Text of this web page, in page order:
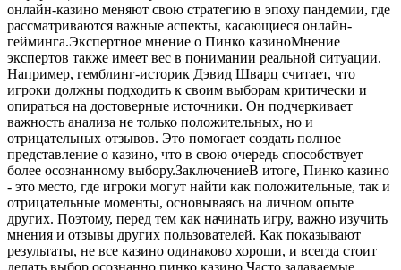
онлайн-казино меняют свою стратегию в эпоху пандемии, где
рассматриваются важные аспекты, касающиеся онлайн-
гейминга.Экспертное мнение о Пинко казиноМнение
экспертов также имеет вес в понимании реальной ситуации.
Например, гемблинг-историк Дэвид Шварц считает, что
игроки должны подходить к своим выборам критически и
опираться на достоверные источники. Он подчеркивает
важность анализа не только положительных, но и
отрицательных отзывов. Это помогает создать полное
представление о казино, что в свою очередь способствует
более осознанному выбору.ЗаключениеВ итоге, Пинко казино
- это место, где игроки могут найти как положительные, так и
отрицательные моменты, основываясь на личном опыте
других. Поэтому, перед тем как начинать игру, важно изучить
мнения и отзывы других пользователей. Как показывают
результаты, не все казино одинаково хороши, и всегда стоит